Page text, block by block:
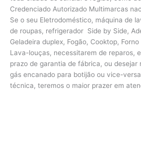
Credenciado Autorizado Multimarcas
Se o seu Eletrodoméstico, máquina de
de roupas, refrigerador Side by Side,
Geladeira duplex, Fogão, Cooktop,
Lava-louças, necessitarem de reparos,
prazo de garantia de fábrica, ou desejar
gás encanado para botijão ou vice-
técnica, teremos o maior prazer em